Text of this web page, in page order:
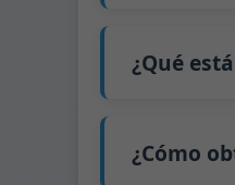
extiende a
El envío
¿Qué
GB4806.5
(CE) No.
¿Cómo